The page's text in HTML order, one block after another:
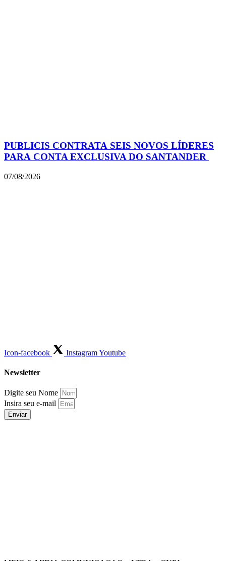
PUBLICIS CONTRATA SEIS NOVOS LÍDERES
PARA CONTA EXCLUSIVA DO SANTANDER
07/08/2026
Icon-facebook InstagramYoutube
Newsletter
Digite seu Nome
Insira seu e-mail
Enviar